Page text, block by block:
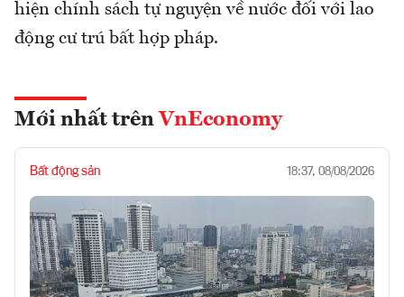
hiện chính sách tự nguyện về nước đối với lao
động cư trú bất hợp pháp.
Mới nhất trên VnEconomy
Bất động sản 18:37, 08/08/2026